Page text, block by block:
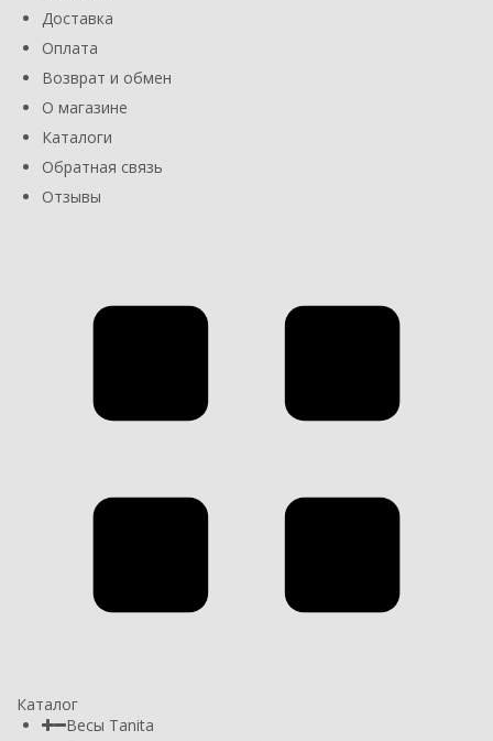
Доставка
Оплата
Возврат и обмен
О магазине
Каталоги
Обратная связь
Отзывы
Каталог
Весы Tanita